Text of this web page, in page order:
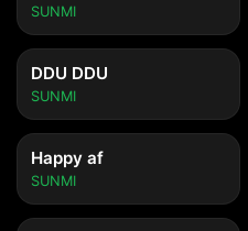
SUNMI
DDU DDU
SUNMI
Happy af
SUNMI